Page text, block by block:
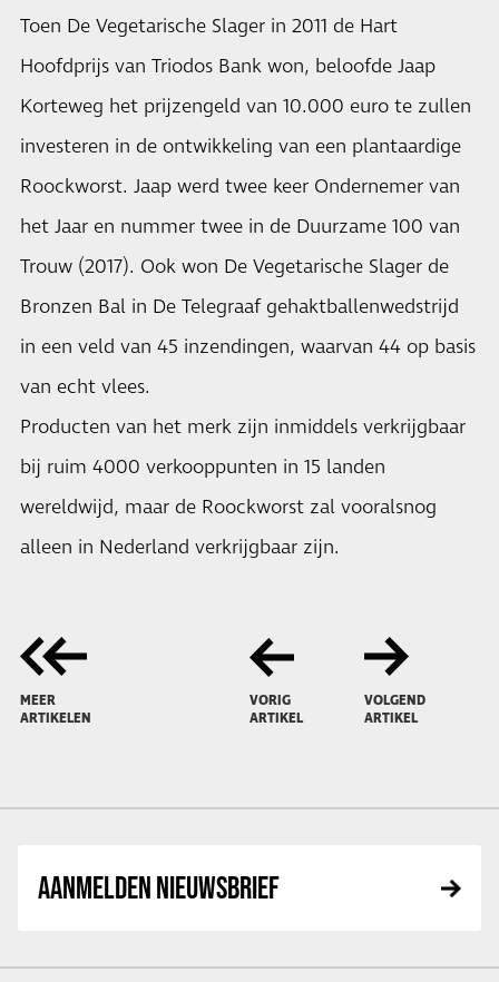
Toen De Vegetarische Slager in 2011 de Hart
Hoofdprijs van Triodos Bank won, beloofde Jaap
Korteweg het prijzengeld van 10.000 euro te zullen
investeren in de ontwikkeling van een plantaardige
Roockworst. Jaap werd twee keer Ondernemer van
het Jaar en nummer twee in de Duurzame 100 van
Trouw (2017). Ook won De Vegetarische Slager de
Bronzen Bal in De Telegraaf gehaktballenwedstrijd
in een veld van 45 inzendingen, waarvan 44 op basis
van echt vlees.
Producten van het merk zijn inmiddels verkrijgbaar
bij ruim 4000 verkooppunten in 15 landen
wereldwijd, maar de Roockworst zal vooralsnog
alleen in Nederland verkrijgbaar zijn.
MEER
ARTIKELEN
VORIG
ARTIKEL
VOLGEND
ARTIKEL
AANMELDEN NIEUWSBRIEF